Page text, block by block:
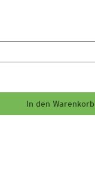
In den Warenkorb